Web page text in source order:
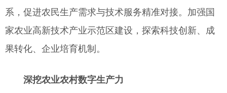
系，促进农民生产需求与技术服务精准对接。加强国
家农业高新技术产业示范区建设，探索科技创新、成
果转化、企业培育机制。
深挖农业农村数字生产力